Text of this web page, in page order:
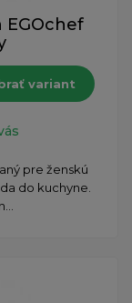
variant
pre ženskú
do kuchyne.